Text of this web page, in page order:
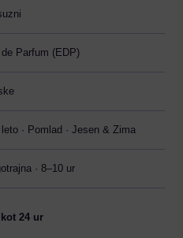
Parfum (EDP)
· Pomlad · Jesen & Zima
· 8–10 ur
24 ur